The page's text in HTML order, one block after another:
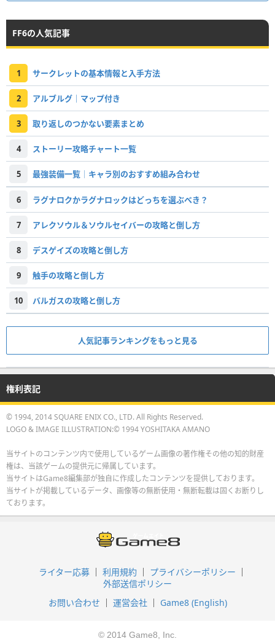
FF6の人気記事
1 サークレットの基本情報と入手方法
2 アルブルグ｜マップ付き
3 取り返しのつかない要素まとめ
4 ストーリー攻略チャート一覧
5 最強装備一覧│キャラ別のおすすめ組み合わせ
6 ラグナロクかラグナロックはどっちを選ぶべき？
7 アレクソウル＆ソウルセイバーの攻略と倒し方
8 デスゲイズの攻略と倒し方
9 触手の攻略と倒し方
10 バルガスの攻略と倒し方
人気記事ランキングをもっと見る
権利表記
© 1994, 2014 SQUARE ENIX CO., LTD. All Rights Reserved.
LOGO & IMAGE ILLUSTRATION:© 1994 YOSHITAKA AMANO
当サイトのコンテンツ内で使用しているゲーム画像の著作権その他の知的財産
権は、当該ゲームの提供元に帰属しています。
当サイトはGame8編集部が独自に作成したコンテンツを提供しております。
当サイトが掲載しているデータ、画像等の無断使用・無断転載は固くお断りし
ております。
ライター応募 利用規約
プライバシーポリシー
外部送信ポリシー
お問い合わせ
運営会社 Game8 (English)
© 2014 Game8, Inc.